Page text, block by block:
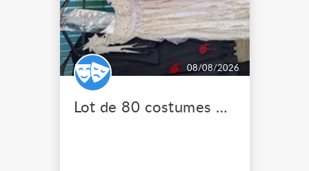
08/08/2026
Lot de 80 costumes de scène pro